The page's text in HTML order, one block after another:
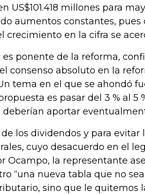
US$101.418 millones para
aumentos constantes,
crecimiento en la cifra se
es ponente de la reforma,
consenso absoluto en la
tema en el que se ahondó
es pasar del 3 % al 5
aportar
los dividendos y para
cuyo desacuerdo en el
Ocampo, la representante
“una nueva tabla que no
sino que le quitemos